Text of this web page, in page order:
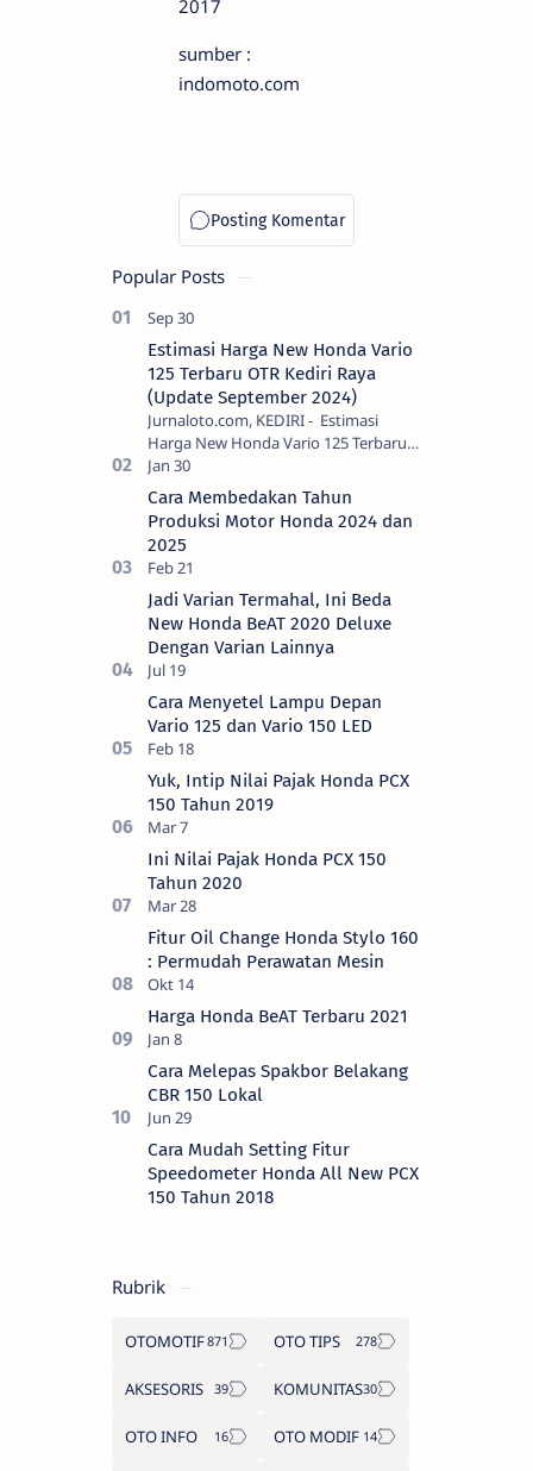
sumber :
indomoto.com
Popular Posts
Estimasi Harga New Honda Vario
125 Terbaru OTR Kediri Raya
(Update September 2024)
Jurnaloto.com, KEDIRI - Estimasi
Harga New Honda Vario 125 Terbaru
OTR Kediri Raya (Update September
2024) Brosis sekalian, PT Astra Honda
Motor (AH…
Cara Membedakan Tahun
Produksi Motor Honda 2024 dan
2025
Jadi Varian Termahal, Ini Beda
New Honda BeAT 2020 Deluxe
Dengan Varian Lainnya
Cara Menyetel Lampu Depan
Vario 125 dan Vario 150 LED
Yuk, Intip Nilai Pajak Honda PCX
150 Tahun 2019
Ini Nilai Pajak Honda PCX 150
Tahun 2020
Fitur Oil Change Honda Stylo 160
: Permudah Perawatan Mesin
Harga Honda BeAT Terbaru 2021
Cara Melepas Spakbor Belakang
CBR 150 Lokal
Cara Mudah Setting Fitur
Speedometer Honda All New PCX
150 Tahun 2018
Rubrik
OTOMOTIF OTO TIPS
AKSESORIS KOMUNITAS
OTO INFO OTO MODIF